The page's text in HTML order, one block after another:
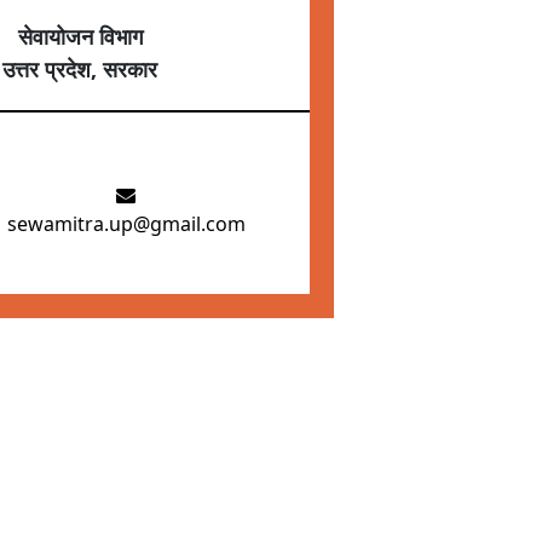
सेवायोजन विभाग
उत्तर प्रदेश, सरकार
sewamitra.up@gmail.com